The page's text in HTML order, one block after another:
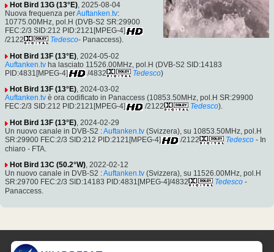
Hot Bird 13G (13°E), 2025-08-04
Nuova frequenza perAuftanken.tv:
10775.00MHz, pol.H (DVB-S2 SR:29900
FEC:2/3 SID:212 PID:2121[MPEG-4]
/2122
Tedesco- Panaccess).
Hot Bird 13F (13°E) , 2024-05-02
Auftanken.tv ha lasciato 11526.00MHz, pol.H (DVB-S2 SID:14183
PID:4831[MPEG-4]
/4832 Tedesco)
Hot Bird 13F (13°E), 2024-03-02
Auftanken.tv è ora codificato in Panaccess (10853.50MHz, pol.H SR:29900
FEC:2/3 SID:212 PID:2121[MPEG-4]
/2122 Tedesco).
Hot Bird 13F (13°E), 2024-02-29
Un nuovo canale in DVB-S2 :Auftanken.tv (Svizzera), su 10853.50MHz, pol.H
SR:29900 FEC:2/3 SID:212 PID:2121[MPEG-4]
/2122 Tedesco - In
chiaro - FTA.
Hot Bird 13C (50.2°W), 2022-02-12
Un nuovo canale in DVB-S2 :Auftanken.tv (Svizzera), su 11526.00MHz, pol.H
SR:29700 FEC:2/3 SID:14183 PID:4831[MPEG-4]/4832
Tedesco -
Panaccess.